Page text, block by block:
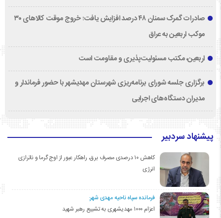
صادرات گمرک سمنان ۴۸ درصد افزایش یافت؛ خروج موقت کالاهای ۳۰
موکب اربعین به عراق
اربعین، مکتب مسئولیت‌پذیری و مقاومت است
برگزاری جلسه شورای برنامه‌ریزی شهرستان مهدیشهر با حضور فرماندار و
مدیران دستگاه‌های اجرایی
پیشنهاد سردبیر
کاهش ۱۰ درصدی مصرف برق، راهکار عبور از اوج گرما و ناترازی
انرژی
فرمانده سپاه ناحیه مهدی شهر:
اعزام ۱۰۰۰ مهدیشهری به تشییع رهبر شهید